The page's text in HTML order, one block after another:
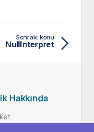
Sonraki konu
NullInterpret
Hakkında